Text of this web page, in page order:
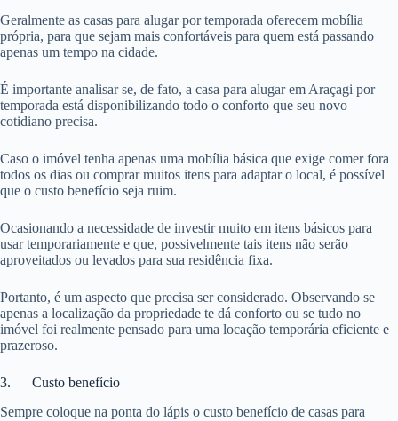
Geralmente as casas para alugar por temporada oferecem mobília
própria, para que sejam mais confortáveis para quem está passando
apenas um tempo na cidade.
É importante analisar se, de fato, a casa para alugar em Araçagi por
temporada está disponibilizando todo o conforto que seu novo
cotidiano precisa.
Caso o imóvel tenha apenas uma mobília básica que exige comer fora
todos os dias ou comprar muitos itens para adaptar o local, é possível
que o custo benefício seja ruim.
Ocasionando a necessidade de investir muito em itens básicos para
usar temporariamente e que, possivelmente tais itens não serão
aproveitados ou levados para sua residência fixa.
Portanto, é um aspecto que precisa ser considerado. Observando se
apenas a localização da propriedade te dá conforto ou se tudo no
imóvel foi realmente pensado para uma locação temporária eficiente e
prazeroso.
3. Custo benefício
Sempre coloque na ponta do lápis o custo benefício de casas para